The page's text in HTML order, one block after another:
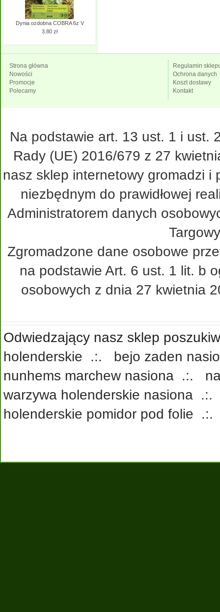
Dynia ozdobna COBRA 6z V
3.80 zł
Strona główna
Nowości
Promocje
Polecamy
Regulamin
Ochrona danych
Koszt dostawy
Kontakt
Na podstawie art. 13 ust. 1 i ust.
Rady (UE) 2016/679 z 27
nasz sklep internetowy gromadzi
niezbędnym do prawidłowej
Administratorem danych
Zgromadzone dane osobowe
na podstawie Art. 6 ust. 1 lit. b
osobowych z dnia 27 kwietnia
Odwiedzający nasz sklep
holenderskie .:. bejo zaden
nunhems marchew nasiona .:.
warzywa holenderskie nasiona
holenderskie pomidor pod folie